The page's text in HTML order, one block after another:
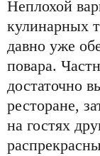
Неплохой
кулинарных
давно уже
повара.
достаточно
ресторане,
на гостях